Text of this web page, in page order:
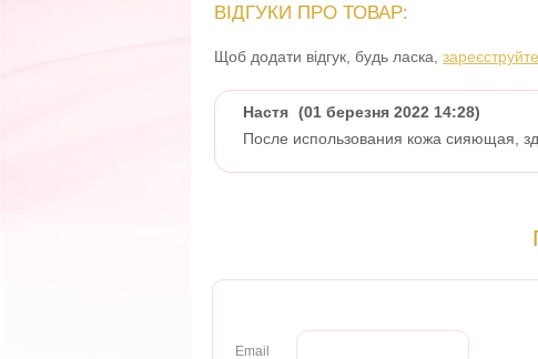
ВІДГУКИ ПРО ТОВАР:
Щоб додати відгук, будь ласка,
Настя (01 березня 2022 14:28)
После использования кожа сияющая,
Email